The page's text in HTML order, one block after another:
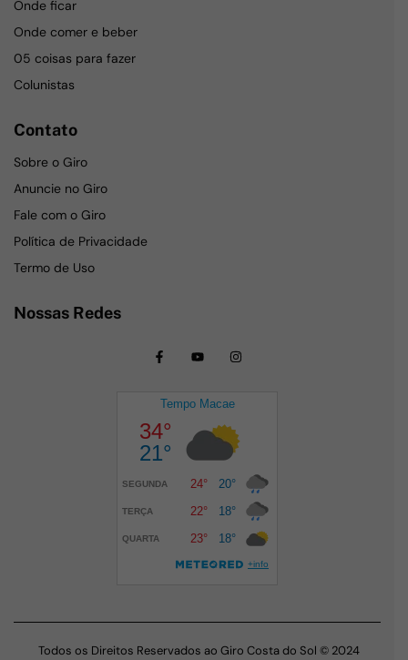
Onde ficar
Onde comer e beber
05 coisas para fazer
Colunistas
Contato
Sobre o Giro
Anuncie no Giro
Fale com o Giro
Política de Privacidade
Termo de Uso
Nossas Redes
Todos os Direitos Reservados ao Giro Costa do Sol © 2024